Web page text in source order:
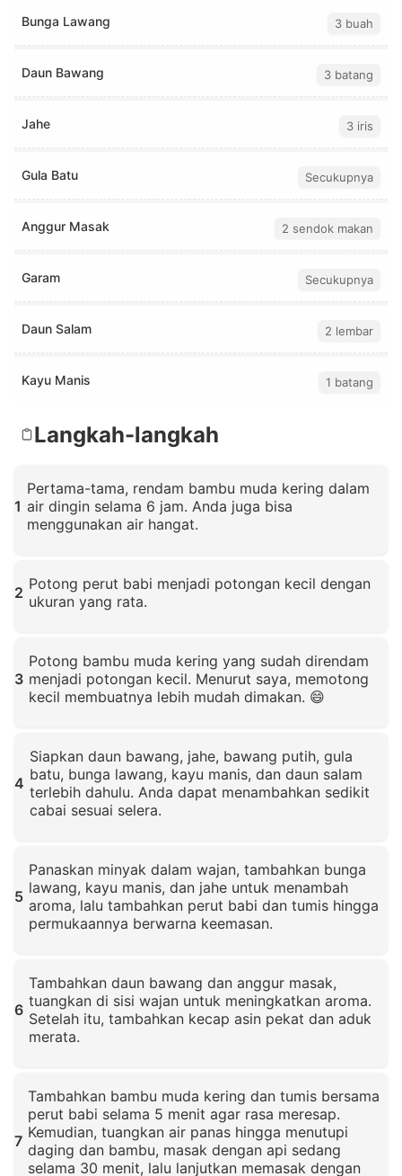
Bunga Lawang 3 buah
Daun Bawang 3 batang
Jahe 3 iris
Gula Batu Secukupnya
Anggur Masak 2 sendok makan
Garam Secukupnya
Daun Salam 2 lembar
Kayu Manis 1 batang
Langkah-langkah
1
Pertama-tama, rendam bambu muda kering dalam
air dingin selama 6 jam. Anda juga bisa
menggunakan air hangat.
2 Potong perut babi menjadi potongan kecil dengan
ukuran yang rata.
3
Potong bambu muda kering yang sudah direndam
menjadi potongan kecil. Menurut saya, memotong
kecil membuatnya lebih mudah dimakan. 😄
4
Siapkan daun bawang, jahe, bawang putih, gula
batu, bunga lawang, kayu manis, dan daun salam
terlebih dahulu. Anda dapat menambahkan sedikit
cabai sesuai selera.
5
Panaskan minyak dalam wajan, tambahkan bunga
lawang, kayu manis, dan jahe untuk menambah
aroma, lalu tambahkan perut babi dan tumis hingga
permukaannya berwarna keemasan.
6
Tambahkan daun bawang dan anggur masak,
tuangkan di sisi wajan untuk meningkatkan aroma.
Setelah itu, tambahkan kecap asin pekat dan aduk
merata.
7
Tambahkan bambu muda kering dan tumis bersama
perut babi selama 5 menit agar rasa meresap.
Kemudian, tuangkan air panas hingga menutupi
daging dan bambu, masak dengan api sedang
selama 30 menit, lalu lanjutkan memasak dengan